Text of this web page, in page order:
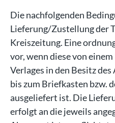
Die nachfolgenden
Lieferung/Zustellung der
Kreiszeitung. Eine
vor, wenn diese von
Verlages in den Besitz
bis zum Briefkasten bzw.
ausgeliefert ist. Die
erfolgt an die jeweils